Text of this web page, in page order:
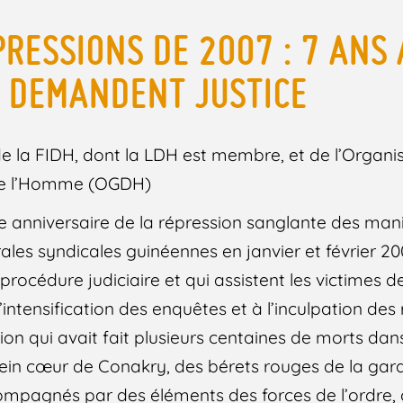
DE 2007 : 7 ANS
JUSTICE
la FIDH, dont la LDH est membre, et de
(OGDH)
anniversaire de la répression sanglante des
syndicales guinéennes en janvier et février
procédure judiciaire et qui assistent les victimes
des enquêtes et à l’inculpation
qui avait fait plusieurs centaines de morts
cœur de Conakry, des bérets rouges de la
par des éléments des forces de